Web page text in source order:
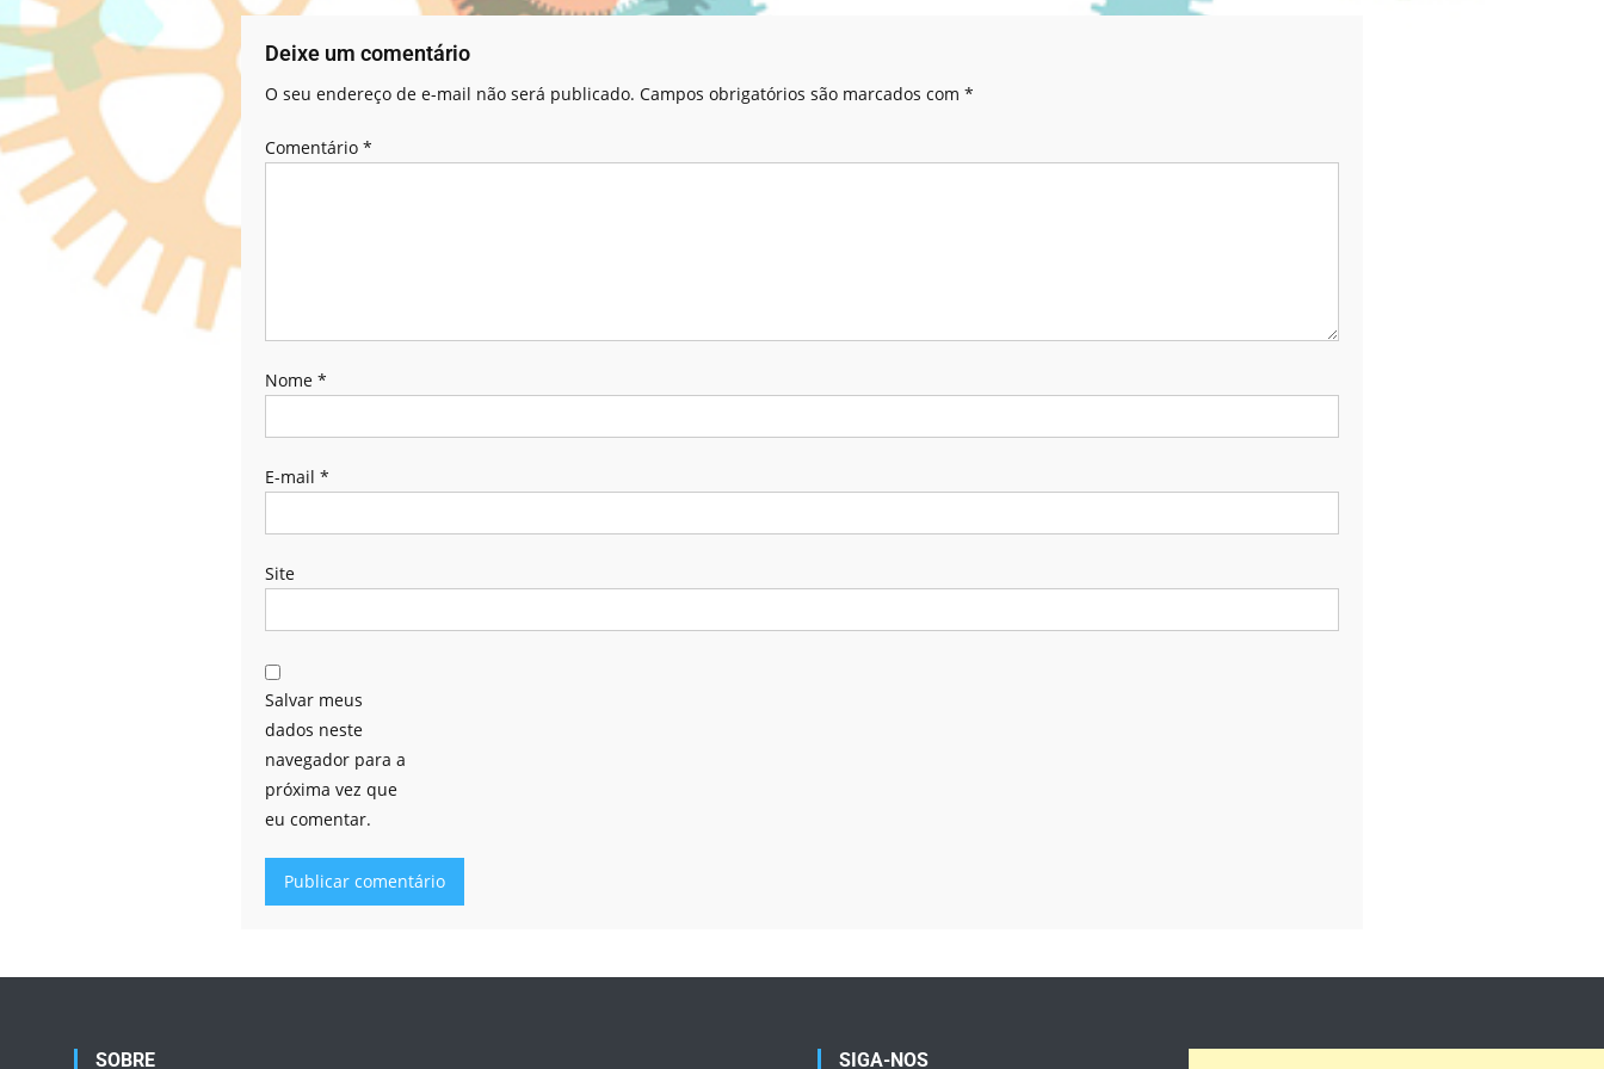
Deixe um comentário
O seu endereço de e-mail não será publicado. Campos obrigatórios são marcados com *
Comentário *
Nome *
E-mail *
Site
Salvar meus
dados neste
navegador para a
próxima vez que
eu comentar.
SOBRE SIGA-NOS